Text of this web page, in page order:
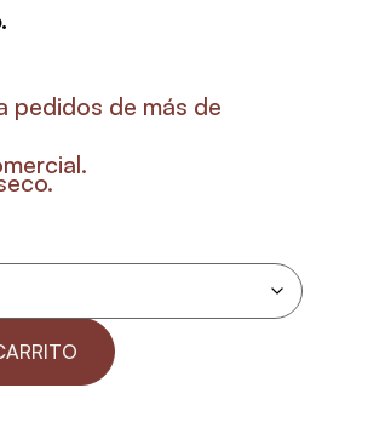
pedidos de más de